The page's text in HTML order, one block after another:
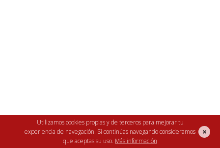
Utilizamos cookies propias y de terceros para mejorar tu
experiencia de navegación. Si continúas navegando consideramos
que aceptas su uso. Más información
×
Capacidad 140 huevos de gallina.
Incubadora o nacedora en PVC.